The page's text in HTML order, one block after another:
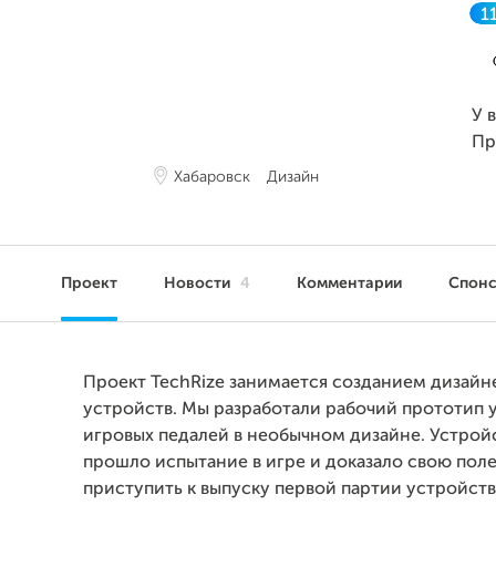
Хабаровск Дизайн
У
Проект Новости 4 Комментарии
Проект TechRize занимается созданием
устройств. Мы разработали рабочий прототип
игровых педалей в необычном дизайне.
прошло испытание в игре и доказало свою
приступить к выпуску первой партии